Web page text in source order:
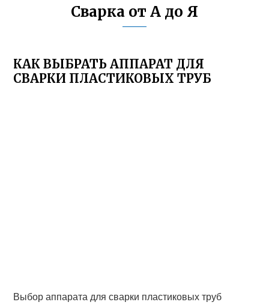
Сварка от А до Я
КАК ВЫБРАТЬ АППАРАТ ДЛЯ
СВАРКИ ПЛАСТИКОВЫХ ТРУБ
Выбор аппарата для сварки пластиковых труб